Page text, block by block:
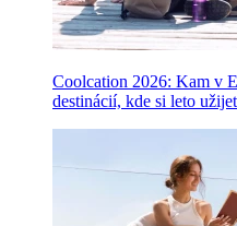
Coolcation 2026: Kam v
destinácií, kde si leto